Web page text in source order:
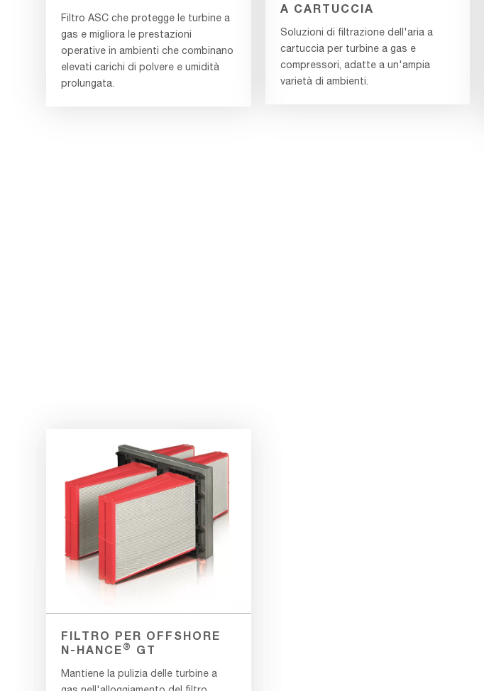
Filtro ASC che protegge le turbine a
gas e migliora le prestazioni
operative in ambienti che combinano
elevati carichi di polvere e umidità
prolungata.
A CARTUCCIA
Soluzioni di filtrazione dell'aria a
cartuccia per turbine a gas e
compressori, adatte a un'ampia
varietà di ambienti.
FILTRO PER OFFSHORE
N-HANCE ® GT
Mantiene la pulizia delle turbine a
gas nell'alloggiamento del filtro